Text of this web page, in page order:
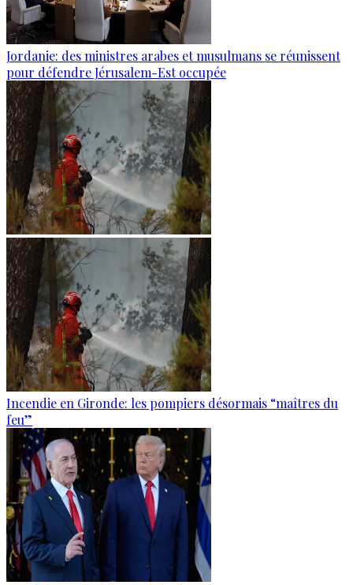
Jordanie: des ministres arabes et musulmans se réunissent
pour défendre Jérusalem-Est occupée
Incendie en Gironde: les pompiers désormais “maîtres du
feu”